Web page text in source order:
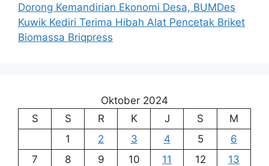
Dorong Kemandirian Ekonomi Desa, BUMDes
Kuwik Kediri Terima Hibah Alat Pencetak Briket
Biomassa Briqpress
Oktober 2024
S
S R K J S
M
1
2 3 4 5
6
7
8 9 10 11 12
13